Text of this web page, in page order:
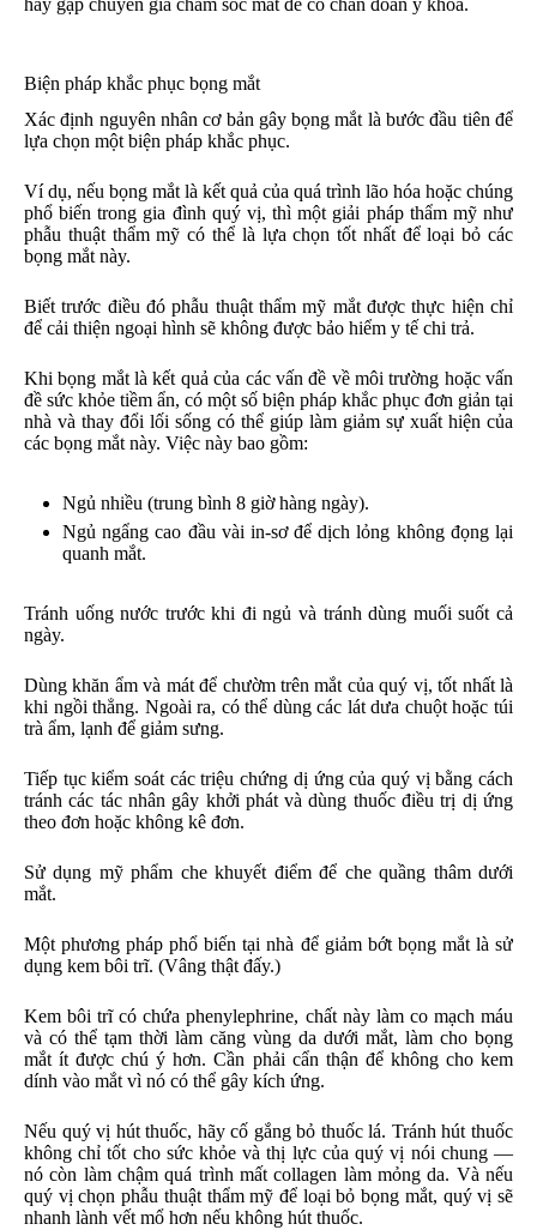
hãy gặp chuyên gia chăm sóc mắt để có chẩn đoán y khoa.
Biện pháp khắc phục bọng mắt
Xác định nguyên nhân cơ bản gây bọng mắt là bước đầu tiên để
lựa chọn một biện pháp khắc phục.
Ví dụ, nếu bọng mắt là kết quả của quá trình lão hóa hoặc chúng
phổ biến trong gia đình quý vị, thì một giải pháp thẩm mỹ như
phẫu thuật thẩm mỹ có thể là lựa chọn tốt nhất để loại bỏ các
bọng mắt này.
Biết trước điều đó phẫu thuật thẩm mỹ mắt được thực hiện chỉ
để cải thiện ngoại hình sẽ không được bảo hiểm y tế chi trả.
Khi bọng mắt là kết quả của các vấn đề về môi trường hoặc vấn
đề sức khỏe tiềm ẩn, có một số biện pháp khắc phục đơn giản tại
nhà và thay đổi lối sống có thể giúp làm giảm sự xuất hiện của
các bọng mắt này. Việc này bao gồm:
Ngủ nhiều (trung bình 8 giờ hàng ngày).
Ngủ ngẩng cao đầu vài in-sơ để dịch lỏng không đọng lại
quanh mắt.
Tránh uống nước trước khi đi ngủ và tránh dùng muối suốt cả
ngày.
Dùng khăn ẩm và mát để chườm trên mắt của quý vị, tốt nhất là
khi ngồi thẳng. Ngoài ra, có thể dùng các lát dưa chuột hoặc túi
trà ẩm, lạnh để giảm sưng.
Tiếp tục kiểm soát các triệu chứng dị ứng của quý vị bằng cách
tránh các tác nhân gây khởi phát và dùng thuốc điều trị dị ứng
theo đơn hoặc không kê đơn.
Sử dụng mỹ phẩm che khuyết điểm để che quầng thâm dưới
mắt.
Một phương pháp phổ biến tại nhà để giảm bớt bọng mắt là sử
dụng kem bôi trĩ. (Vâng thật đấy.)
Kem bôi trĩ có chứa phenylephrine, chất này làm co mạch máu
và có thể tạm thời làm căng vùng da dưới mắt, làm cho bọng
mắt ít được chú ý hơn. Cần phải cẩn thận để không cho kem
dính vào mắt vì nó có thể gây kích ứng.
Nếu quý vị hút thuốc, hãy cố gắng bỏ thuốc lá. Tránh hút thuốc
không chỉ tốt cho sức khỏe và thị lực của quý vị nói chung —
nó còn làm chậm quá trình mất collagen làm mỏng da. Và nếu
quý vị chọn phẫu thuật thẩm mỹ để loại bỏ bọng mắt, quý vị sẽ
nhanh lành vết mổ hơn nếu không hút thuốc.